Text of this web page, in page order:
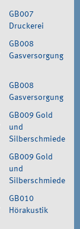
GB007
Druckerei
GB008
Gasversorgung
GB008
Gasversorgung
GB009 Gold
und
Silberschmiede
GB009 Gold
und
Silberschmiede
GB010
Hörakustik